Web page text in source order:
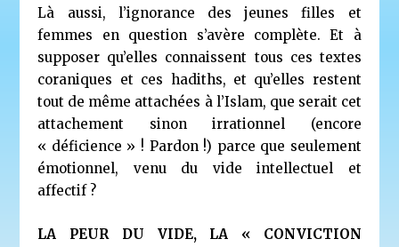
Là aussi, l’ignorance des jeunes filles et
femmes en question s’avère complète. Et à
supposer qu’elles connaissent tous ces textes
coraniques et ces hadiths, et qu’elles restent
tout de même attachées à l’Islam, que serait cet
attachement sinon irrationnel (encore
« déficience » ! Pardon !) parce que seulement
émotionnel, venu du vide intellectuel et
affectif ?
LA PEUR DU VIDE, LA « CONVICTION